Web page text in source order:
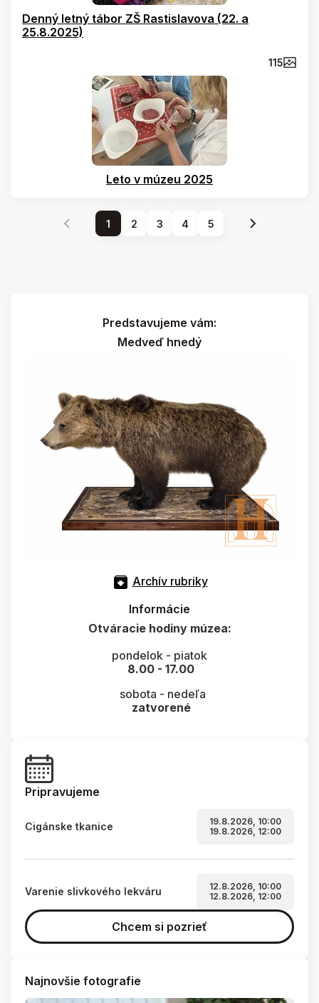
Denný letný tábor ZŠ Rastislavova (22. a
25.8.2025)
115
Leto v múzeu 2025
1 2 3 4 5
Predstavujeme vám:
Medveď hnedý
Archív rubriky
Informácie
Otváracie hodiny múzea:
pondelok - piatok
8.00 - 17.00
sobota - nedeľa
zatvorené
Pripravujeme
Cigánske tkanice
19.8.2026, 10:00
19.8.2026, 12:00
Varenie slivkového lekváru
12.8.2026, 10:00
12.8.2026, 12:00
Chcem si pozrieť
Najnovšie fotografie